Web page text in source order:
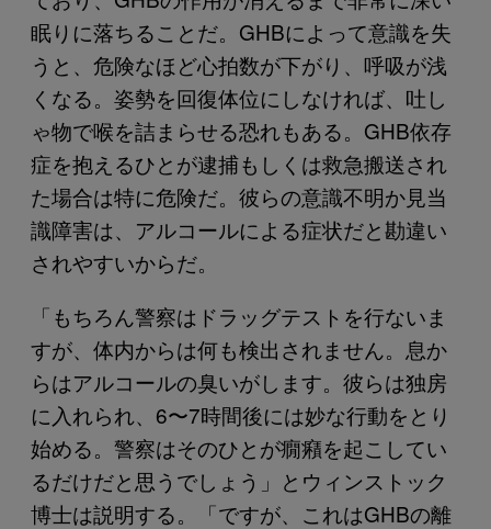
眠りに落ちることだ。GHBによって意識を失
うと、危険なほど心拍数が下がり、呼吸が浅
くなる。姿勢を回復体位にしなければ、吐し
ゃ物で喉を詰まらせる恐れもある。GHB依存
症を抱えるひとが逮捕もしくは救急搬送され
た場合は特に危険だ。彼らの意識不明か見当
識障害は、アルコールによる症状だと勘違い
されやすいからだ。
「もちろん警察はドラッグテストを行ないま
すが、体内からは何も検出されません。息か
らはアルコールの臭いがします。彼らは独房
に入れられ、6〜7時間後には妙な行動をとり
始める。警察はそのひとが癇癪を起こしてい
るだけだと思うでしょう」とウィンストック
博士は説明する。「ですが、これはGHBの離